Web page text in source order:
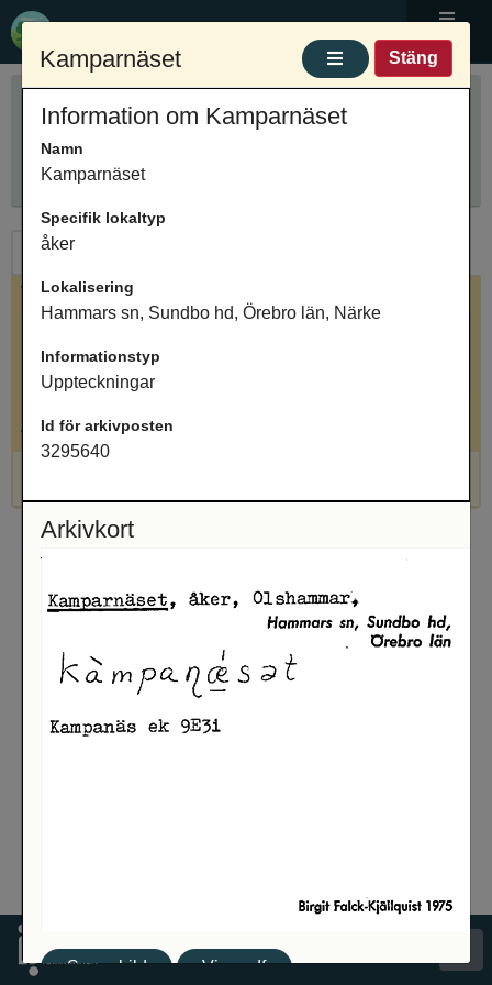
Meny
Sök ortnamn
Ange ortnamn
Innehåller
Ortnamn
Valt ortnamn
Örebro län, Närke
Antal arkivposter: 1
Kamparnäset Stäng
Information om Kamparnäset
Namn
Kamparnäset
Specifik lokaltyp
åker
Lokalisering
Hammars sn, Sundbo hd, Örebro län, Närke
Informationstyp
Uppteckningar
Id för arkivposten
3295640
Arkivkort
Spara bild Visa pdf